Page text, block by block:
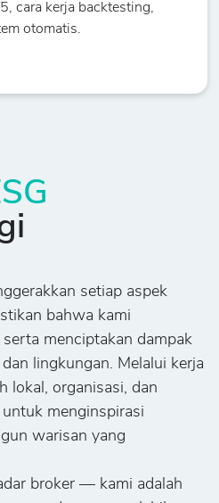
cara kerja backtesting,
otomatis.
setiap aspek
bahwa kami
menciptakan dampak
lingkungan. Melalui kerja
lokal, organisasi, dan
menginspirasi
warisan yang
broker — kami adalah